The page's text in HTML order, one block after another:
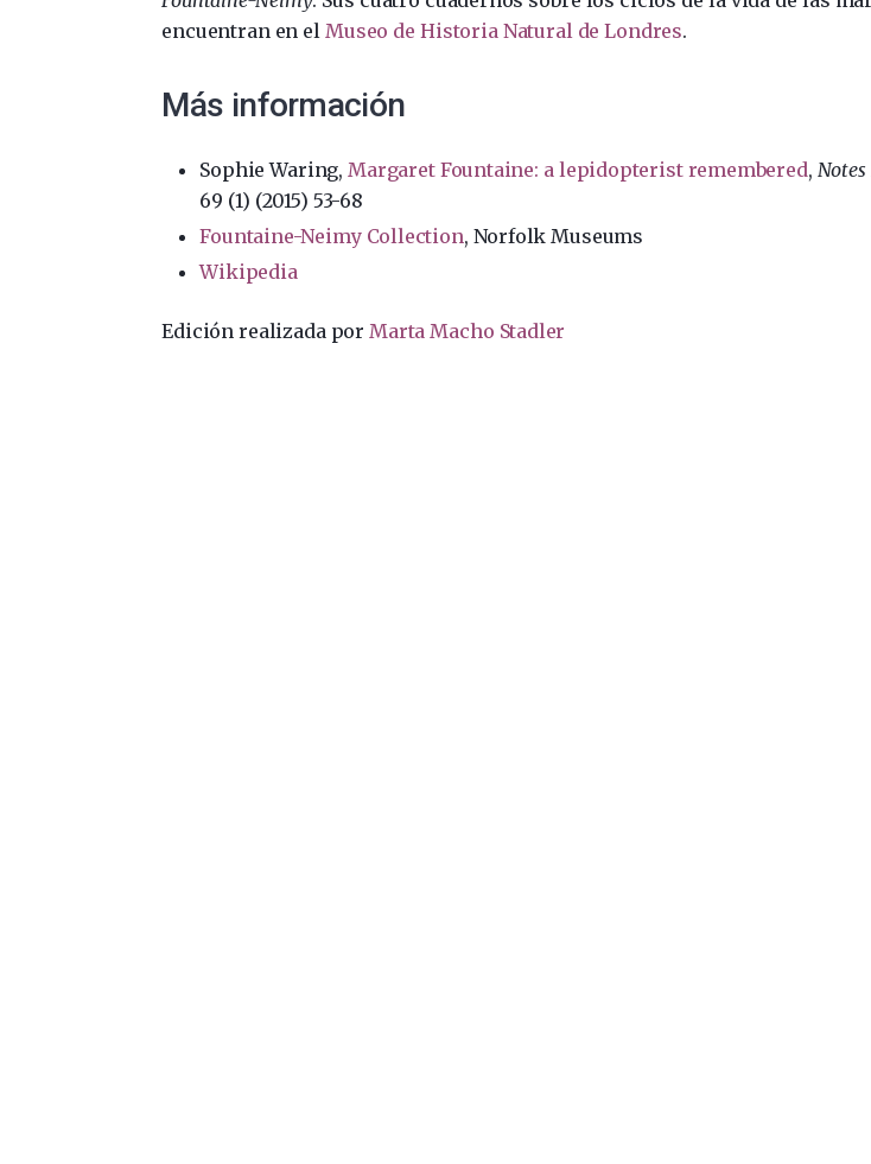
encuentran en el Museo de Historia Natural de Londres.
Más información
Sophie Waring, Margaret Fountaine: a lepidopterist remembered, Notes
69 (1) (2015) 53-68
Fountaine-Neimy Collection, Norfolk Museums
Wikipedia
Edición realizada por Marta Macho Stadler